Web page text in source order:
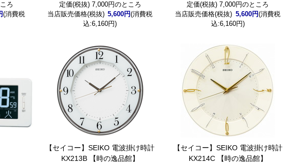
ろ
(消費税
定価(税抜) 7,000円のところ
当店販売価格(税抜) 5,600円(消費税
込:6,160円)
定価(税抜) 7,000円のところ
当店販売価格(税抜) 5,600円(消費税
込:6,160円)
【セイコー】SEIKO 電波掛け時計
KX213B 【時の逸品館】
【セイコー】SEIKO 電波掛け時計
KX214C 【時の逸品館】